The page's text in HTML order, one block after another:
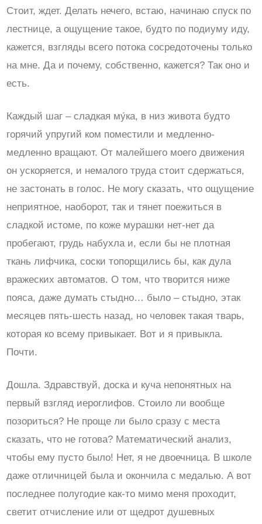
Стоит, ждет. Делать нечего, встаю, начинаю спуск по
лестнице, а ощущение такое, будто по подиуму иду,
кажется, взгляды всего потока сосредоточены только
на мне. Да и почему, собственно, кажется? Так оно и
есть.
Каждый шаг – сладкая му́ка, в низ живота будто
горячий упругий ком поместили и медленно-
медленно вращают. От малейшего моего движения
он ускоряется, и немалого труда стоит сдержаться,
не застонать в голос. Не могу сказать, что ощущение
неприятное, наоборот, так и тянет поежиться в
сладкой истоме, по коже мурашки нет-нет да
пробегают, грудь набухла и, если бы не плотная
ткань лифчика, соски топорщились бы, как дула
вражеских автоматов. О том, что творится ниже
пояса, даже думать стыдно… было – стыдно, этак
месяцев пять-шесть назад, но человек такая тварь,
которая ко всему привыкает. Вот и я привыкла.
Почти.
Дошла. Здравствуй, доска и куча непонятных на
первый взгляд иероглифов. Стоило ли вообще
позориться? Не проще ли было сразу с места
сказать, что не готова? Математический анализ,
чтобы ему пусто было! Нет, я не двоечница. В школе
даже отличницей была и окончила с медалью. А вот
последнее полугодие как-то мимо меня проходит,
светит отчисление или от щедрот душевных